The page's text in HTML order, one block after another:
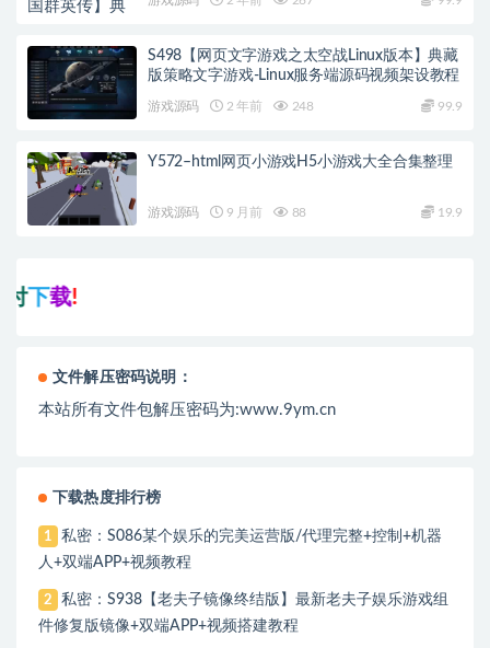
S498【网页文字游戏之太空战Linux版本】典藏
版策略文字游戏-Linux服务端源码视频架设教程
游戏源码 2 年前 248 99.9
Y572–html网页小游戏H5小游戏大全合集整理
游戏源码 9 月前 88 19.9
载!
文件解压密码说明：
本站所有文件包解压密码为:www.9ym.cn
下载热度排行榜
1
私密：S086某个娱乐的完美运营版/代理完整+控制+机器
人+双端APP+视频教程
2
私密：S938【老夫子镜像终结版】最新老夫子娱乐游戏组
件修复版镜像+双端APP+视频搭建教程